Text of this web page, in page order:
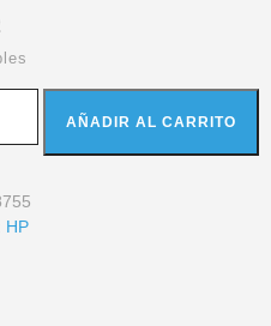
AÑADIR AL CARRITO
HP